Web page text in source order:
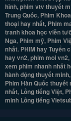
hình, phim vtv thuyết
Trung Quốc, Phim
thoại hay nhất, Phim
tranh khoa học viễn
Nga, Phim mỹ, Phim
nhất. PHIM hay Tuyển
hay vn2, phim moi
xem phim nhanh nhất
hành động thuyết
Phim Hàn Quốc
nhất, Lồng tiếng Việt,
minh Lồng tiếng